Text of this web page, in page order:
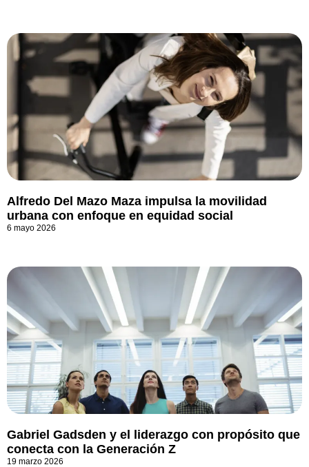
Alfredo Del Mazo Maza impulsa la movilidad
urbana con enfoque en equidad social
6 mayo 2026
Gabriel Gadsden y el liderazgo con propósito que
conecta con la Generación Z
19 marzo 2026